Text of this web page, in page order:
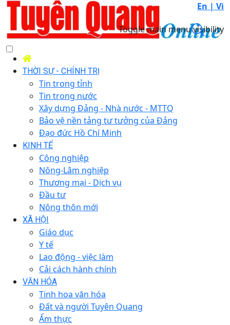
En | Vi
Toggle main menu visibility
THỜI SỰ - CHÍNH TRỊ
Tin trong tỉnh
Tin trong nước
Xây dựng Đảng - Nhà nước - MTTQ
Bảo vệ nền tảng tư tưởng của Đảng
Đạo đức Hồ Chí Minh
KINH TẾ
Công nghiệp
Nông-Lâm nghiệp
Thương mại - Dịch vụ
Đầu tư
Nông thôn mới
XÃ HỘI
Giáo dục
Y tế
Lao động - việc làm
Cải cách hành chính
VĂN HÓA
Tinh hoa văn hóa
Đất và người Tuyên Quang
Ẩm thực